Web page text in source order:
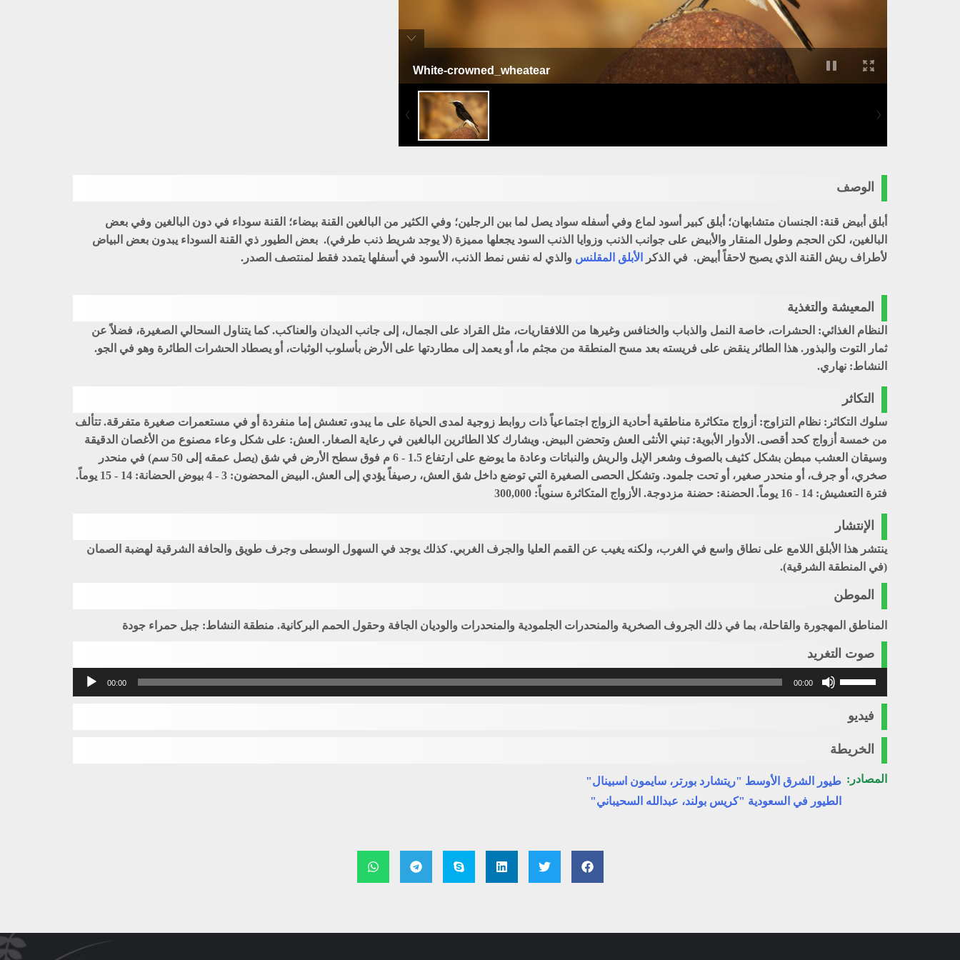
White-crowned_wheatear
أبلق أبيض قنة
الوصف
أبلق أبيض قنة: الجنسان متشابهان؛ أبلق كبير أسود لماع وفي أسفله سواد يصل لما بين الرجلين؛ وفي الكثير من البالغين القنة بيضاء؛ القنة سوداء في دون البالغين وفي بعض
البالغين، لكن الحجم وطول المنقار والأبيض على جوانب الذنب وزوايا الذنب السود يجعلها مميزة (لا يوجد شريط ذنب طرفي). بعض الطيور ذي القنة السوداء يبدون بعض البياض
لأطراف ريش القنة الذي يصبح لاحقاً أبيض. في الذكر
الأبلق المقلنس والذي له نفس نمط الذنب، الأسود في أسفلها يتمدد فقط لمنتصف الصدر.
المعيشة والتغذية
النظام الغذائي: الحشرات، خاصة النمل والذباب والخنافس وغيرها من اللافقاريات، مثل القراد على الجمال، إلى جانب الديدان والعناكب. كما يتناول السحالي الصغيرة، فضلاً عن
ثمار التوت والبذور. هذا الطائر ينقض على فريسته بعد مسح المنطقة من مجثم ما، أو يعمد إلى مطاردتها على الأرض بأسلوب الوثبات، أو يصطاد الحشرات الطائرة وهو في الجو.
النشاط: نهاري.
التكاثر
سلوك التكاثر: نظام التزاوج: أزواج متكاثرة مناطقية أحادية الزواج اجتماعياً ذات روابط زوجية لمدى الحياة على ما يبدو، تعشش إما منفردة أو في مستعمرات صغيرة متفرقة. تتألف
من خمسة أزواج كحد أقصى. الأدوار الأبوية: تبني الأنثى العش وتحضن البيض. ويشارك كلا الطائرين البالغين في رعاية الصغار. العش: على شكل وعاء مصنوع من الأغصان الدقيقة
وسيقان العشب مبطن بشكل كثيف بالصوف وشعر الإبل والريش والنباتات وعادة ما يوضع على ارتفاع 1.5 - 6 م فوق سطح الأرض في شق (يصل عمقه إلى 50 سم) في منحدر
صخري، أو جرف، أو منحدر صغير، أو تحت جلمود. وتشكل الحصى الصغيرة التي توضع داخل شق العش، رصيفاً يؤدي إلى العش. البيض المحضون: 3 - 4 بيوض الحضانة: 14 - 15 يوماً.
فترة التعشيش: 14 - 16 يوماً. الحضنة: حضنة مزدوجة. الأزواج المتكاثرة سنوياً: 300,000
الإنتشار
ينتشر هذا الأبلق اللامع على نطاق واسع في الغرب، ولكنه يغيب عن القمم العليا والجرف الغربي. كذلك يوجد في السهول الوسطى وجرف طويق والحافة الشرقية لهضبة الصمان
(في المنطقة الشرقية).
الموطن
المناطق المهجورة والقاحلة، بما في ذلك الجروف الصخرية والمنحدرات الجلمودية والمنحدرات والوديان الجافة وحقول الحمم البركانية. منطقة النشاط: جبل حمراء جودة
صوت التغريد
مشغل
الصوت
00:00 00:00
الأسهم
أعلى/
أسفل
لزيادة
أو
خفض
فيديو
الخريطة
المصادر: طيور الشرق الأوسط "ريتشارد بورتر، سايمون اسبينال"
الطيور في السعودية "كريس بولند، عبدالله السحيباني"